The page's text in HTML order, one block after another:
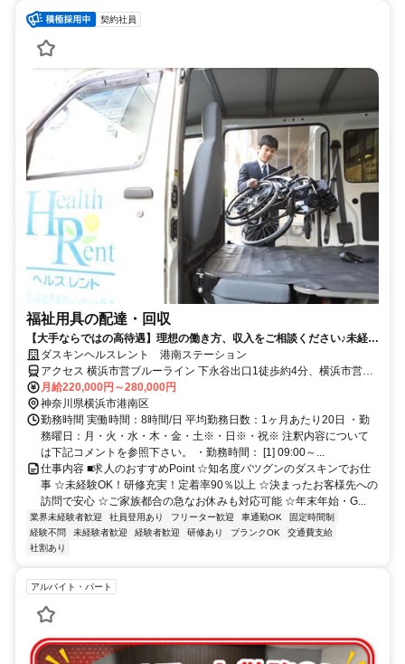
契約社員
福祉用具の配達・回収
【大手ならではの高待遇】理想の働き方、収入をご相談ください♪未経験
歓迎！
ダスキンヘルスレント 港南ステーション
アクセス 横浜市営ブルーライン 下永谷出口1徒歩約4分、横浜市営ブ
ルーライン 舞岡2番口徒歩約16分、横浜市営ブルーライン 上永谷3番
口徒歩約23分 下永谷駅徒歩４分
月給220,000円～280,000円
神奈川県横浜市港南区
勤務時間 実働時間：8時間/日 平均勤務日数：1ヶ月あたり20日 ・勤
務曜日：月・火・水・木・金・土※・日※・祝※ 注釈内容について
は下記コメントを参照下さい。 ・勤務時間： [1] 09:00～...
仕事内容 ■求人のおすすめPoint ☆知名度バツグンのダスキンでお仕
事 ☆未経験OK！研修充実！定着率90％以上 ☆決まったお客様先への
訪問で安心 ☆ご家族都合の急なお休みも対応可能 ☆年末年始・G...
業界未経験者歓迎 社員登用あり フリーター歓迎 車通勤OK
固定時間制
経験不問
未経験者歓迎 経験者歓迎 研修あり ブランクOK
交通費支給
社割あり
アルバイト・パート